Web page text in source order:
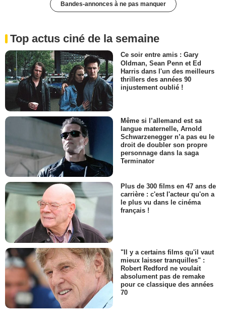
Bandes-annonces à ne pas manquer
Top actus ciné de la semaine
Ce soir entre amis : Gary
Oldman, Sean Penn et Ed
Harris dans l'un des meilleurs
thrillers des années 90
injustement oublié !
Même si l’allemand est sa
langue maternelle, Arnold
Schwarzenegger n’a pas eu le
droit de doubler son propre
personnage dans la saga
Terminator
Plus de 300 films en 47 ans de
carrière : c'est l'acteur qu'on a
le plus vu dans le cinéma
français !
"Il y a certains films qu'il vaut
mieux laisser tranquilles" :
Robert Redford ne voulait
absolument pas de remake
pour ce classique des années
70